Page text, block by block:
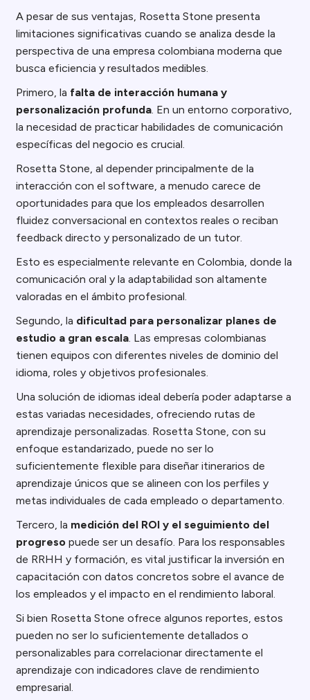
A pesar de sus ventajas, Rosetta Stone presenta
limitaciones significativas cuando se analiza desde la
perspectiva de una empresa colombiana moderna que
busca eficiencia y resultados medibles.
Primero, la falta de interacción humana y
personalización profunda. En un entorno corporativo,
la necesidad de practicar habilidades de comunicación
específicas del negocio es crucial.
Rosetta Stone, al depender principalmente de la
interacción con el software, a menudo carece de
oportunidades para que los empleados desarrollen
fluidez conversacional en contextos reales o reciban
feedback directo y personalizado de un tutor.
Esto es especialmente relevante en Colombia, donde la
comunicación oral y la adaptabilidad son altamente
valoradas en el ámbito profesional.
Segundo, la dificultad para personalizar planes de
estudio a gran escala. Las empresas colombianas
tienen equipos con diferentes niveles de dominio del
idioma, roles y objetivos profesionales.
Una solución de idiomas ideal debería poder adaptarse a
estas variadas necesidades, ofreciendo rutas de
aprendizaje personalizadas. Rosetta Stone, con su
enfoque estandarizado, puede no ser lo
suficientemente flexible para diseñar itinerarios de
aprendizaje únicos que se alineen con los perfiles y
metas individuales de cada empleado o departamento.
Tercero, la medición del ROI y el seguimiento del
progreso puede ser un desafío. Para los responsables
de RRHH y formación, es vital justificar la inversión en
capacitación con datos concretos sobre el avance de
los empleados y el impacto en el rendimiento laboral.
Si bien Rosetta Stone ofrece algunos reportes, estos
pueden no ser lo suficientemente detallados o
personalizables para correlacionar directamente el
aprendizaje con indicadores clave de rendimiento
empresarial.